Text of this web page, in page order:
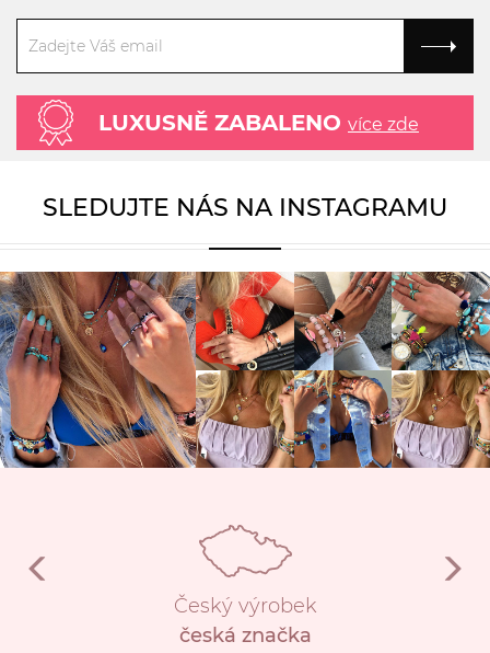
LUXUSNĚ ZABALENO více zde
SLEDUJTE NÁS NA INSTAGRAMU
Český výrobek
česká značka